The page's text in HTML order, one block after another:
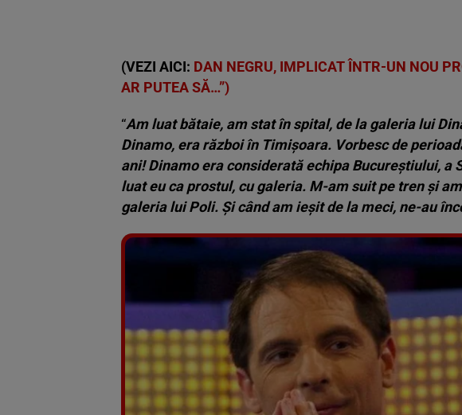
(VEZI AICI: DAN NEGRU, IMPLICAT ÎNTR-UN NOU
AR PUTEA SĂ…”)
“Am luat bătaie, am stat în spital, de la galeria lui
Dinamo, era război în Timișoara. Vorbesc de
ani! Dinamo era considerată echipa Bucureștiului, a
luat eu ca prostul, cu galeria. M-am suit pe tren și
galeria lui Poli. Și când am ieșit de la meci, ne-au